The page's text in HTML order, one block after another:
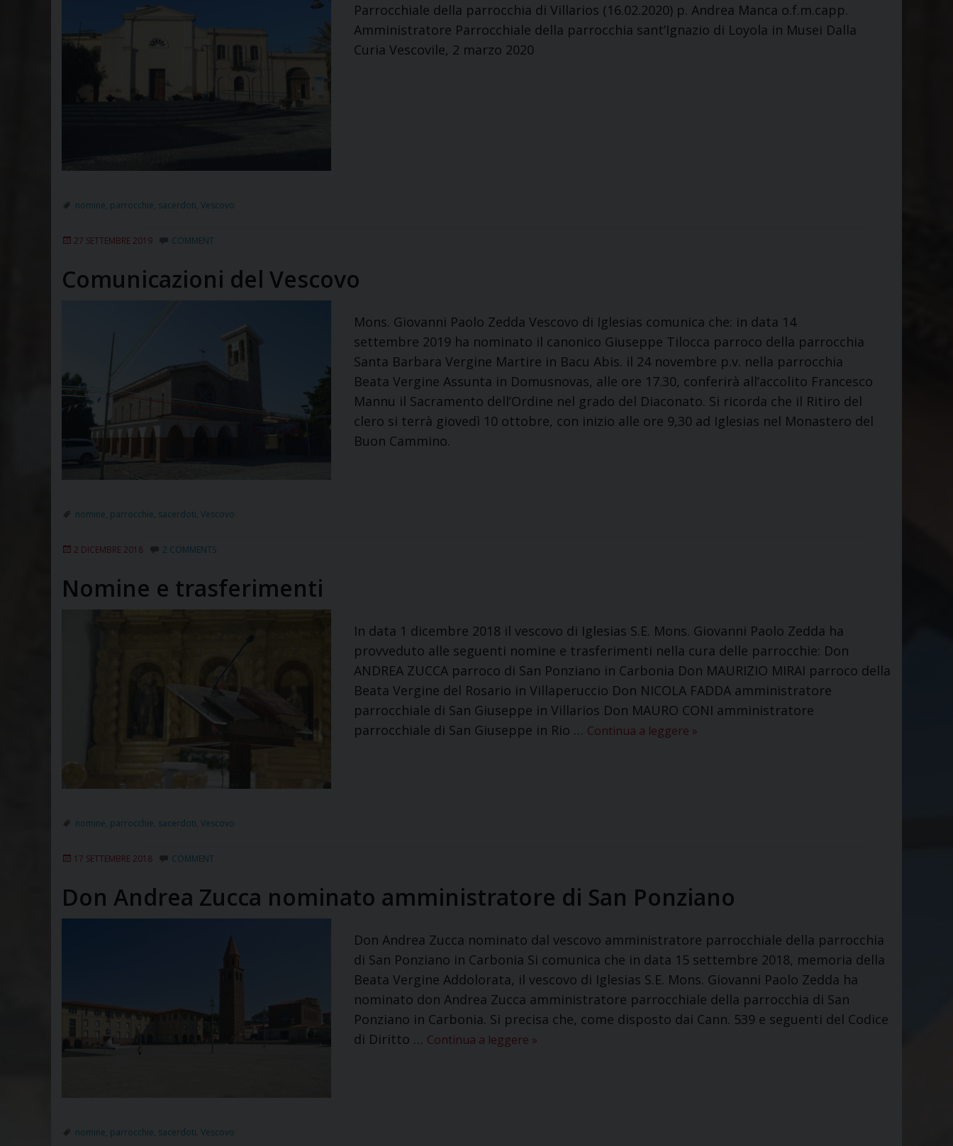
Parrocchiale della parrocchia di Villarios (16.02.2020) p. Andrea Manca o.f.m.capp.
Amministratore Parrocchiale della parrocchia sant’Ignazio di Loyola in Musei Dalla
Curia Vescovile, 2 marzo 2020
nomine parrocchie sacerdoti Vescovo
27 SETTEMBRE 2019 COMMENT
Comunicazioni del Vescovo
Mons. Giovanni Paolo Zedda Vescovo di Iglesias comunica che: in data 14
settembre 2019 ha nominato il canonico Giuseppe Tilocca parroco della parrocchia
Santa Barbara Vergine Martire in Bacu Abis. il 24 novembre p.v. nella parrocchia
Beata Vergine Assunta in Domusnovas, alle ore 17.30, conferirà all’accolito Francesco
Mannu il Sacramento dell’Ordine nel grado del Diaconato. Si ricorda che il Ritiro del
clero si terrà giovedì 10 ottobre, con inizio alle ore 9,30 ad Iglesias nel Monastero del
Buon Cammino.
nomine parrocchie sacerdoti Vescovo
2 DICEMBRE 2018 2 COMMENTS
Nomine e trasferimenti
In data 1 dicembre 2018 il vescovo di Iglesias S.E. Mons. Giovanni Paolo Zedda ha
provveduto alle seguenti nomine e trasferimenti nella cura delle parrocchie: Don
ANDREA ZUCCA parroco di San Ponziano in Carbonia Don MAURIZIO MIRAI parroco della
Beata Vergine del Rosario in Villaperuccio Don NICOLA FADDA amministratore
parrocchiale di San Giuseppe in Villarios Don MAURO CONI amministratore
parrocchiale di San Giuseppe in Rio … Continua a leggere »
nomine parrocchie sacerdoti Vescovo
17 SETTEMBRE 2018 COMMENT
Don Andrea Zucca nominato amministratore di San Ponziano
Don Andrea Zucca nominato dal vescovo amministratore parrocchiale della parrocchia
di San Ponziano in Carbonia Si comunica che in data 15 settembre 2018, memoria della
Beata Vergine Addolorata, il vescovo di Iglesias S.E. Mons. Giovanni Paolo Zedda ha
nominato don Andrea Zucca amministratore parrocchiale della parrocchia di San
Ponziano in Carbonia. Si precisa che, come disposto dai Cann. 539 e seguenti del Codice
di Diritto … Continua a leggere »
nomine parrocchie sacerdoti Vescovo